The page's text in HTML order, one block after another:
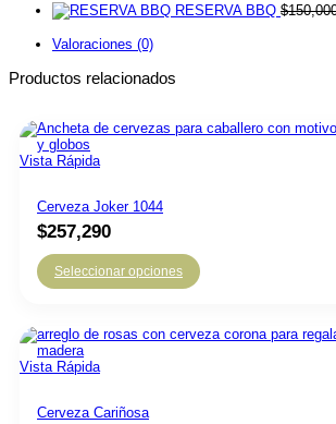
RESERVA BBQ $
Valoraciones (0)
Productos relacionados
Vista Rápida
Cerveza Joker 1044
$257,290
Seleccionar opciones
Vista Rápida
Cerveza Cariñosa